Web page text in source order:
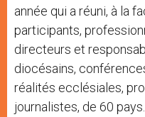
année qui a réuni, à la
participants,
directeurs et
diocésains,
réalités ecclésiales,
journalistes, de 60 pays.